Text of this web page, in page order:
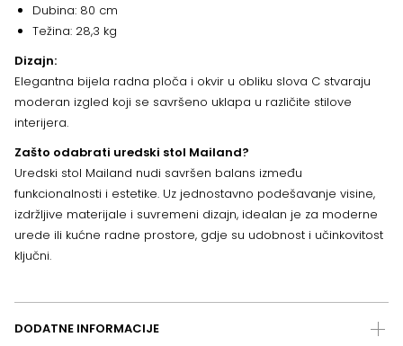
Dubina: 80 cm
Težina: 28,3 kg
Dizajn:
Elegantna bijela radna ploča i okvir u obliku slova C stvaraju
moderan izgled koji se savršeno uklapa u različite stilove
interijera.
Zašto odabrati uredski stol Mailand?
Uredski stol Mailand nudi savršen balans između
funkcionalnosti i estetike. Uz jednostavno podešavanje visine,
izdržljive materijale i suvremeni dizajn, idealan je za moderne
urede ili kućne radne prostore, gdje su udobnost i učinkovitost
ključni.
DODATNE INFORMACIJE